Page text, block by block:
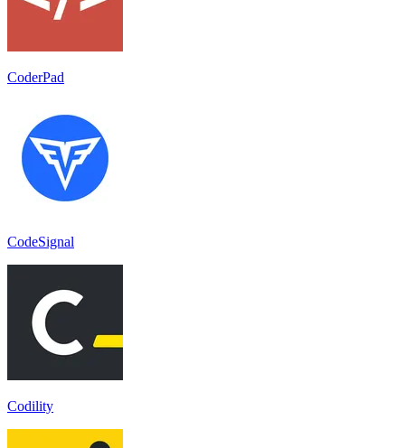
CoderPad
CodeSignal
Codility